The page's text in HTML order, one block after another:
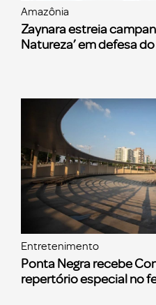
Amazônia
Zaynara estreia
Natureza’ em defesa
Entretenimento
Ponta Negra recebe
repertório especial no